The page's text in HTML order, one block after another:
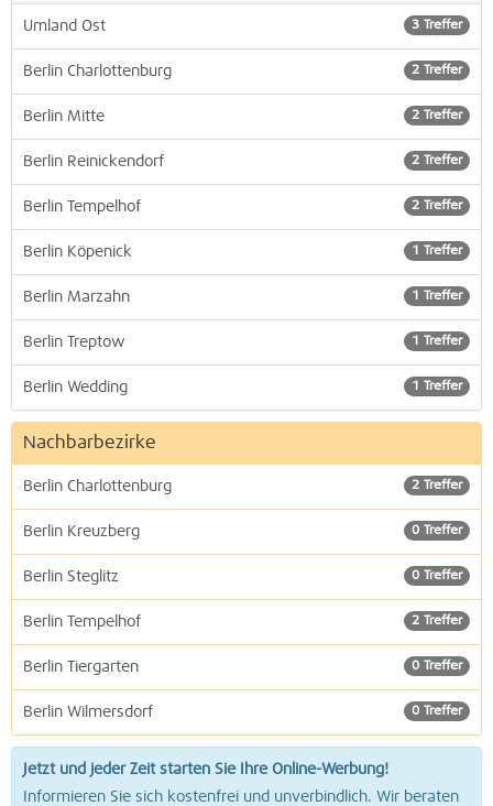
3 Treffer
Umland Ost
2 Treffer
Berlin Charlottenburg
2 Treffer
Berlin Mitte
2 Treffer
Berlin Reinickendorf
2 Treffer
Berlin Tempelhof
1 Treffer
Berlin Köpenick
1 Treffer
Berlin Marzahn
1 Treffer
Berlin Treptow
1 Treffer
Berlin Wedding
Nachbarbezirke
2 Treffer
Berlin Charlottenburg
0 Treffer
Berlin Kreuzberg
0 Treffer
Berlin Steglitz
2 Treffer
Berlin Tempelhof
0 Treffer
Berlin Tiergarten
0 Treffer
Berlin Wilmersdorf
Jetzt und jeder Zeit starten Sie Ihre Online-Werbung!
Informieren Sie sich kostenfrei und unverbindlich. Wir beraten